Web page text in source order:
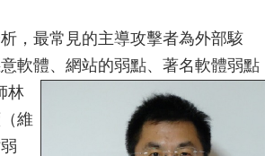
，最常見的主導攻擊者為外部駭
軟體、網站的弱點、著名軟體弱點
林
維